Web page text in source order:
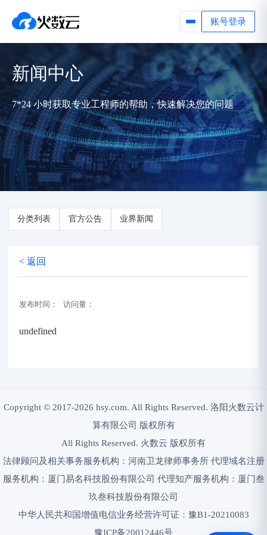
账号登录
新闻中心
7*24 小时获取专业工程师的帮助，快速解决您的问题
分类列表 官方公告 业界新闻
< 返回
发布时间： 访问量：
undefined
Copyright © 2017-2026 hsy.com. All Rights Reserved. 洛阳火数云计
算有限公司 版权所有
All Rights Reserved. 火数云 版权所有
法律顾问及相关事务服务机构：河南卫龙律师事务所 代理域名注册
服务机构：厦门易名科技股份有限公司 代理知产服务机构：厦门叁
玖叁科技股份有限公司
中华人民共和国增值电信业务经营许可证：豫B1-20210083
豫ICP备20012446号